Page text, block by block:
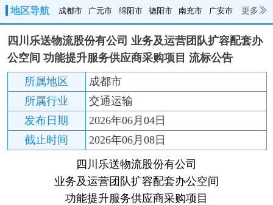
地区导航 成都市 广元市 绵阳市 德阳市 南充市 广安市 更多
成都市 广元市 绵阳市 德阳市 南充市 广安市
遂宁市
内江市
乐山市 自贡市 泸州市 宜宾市 攀枝花
达州市
资阳市 眉山市 雅安市 阿坝州 甘孜州 凉山州
四川乐送物流股份有公司 业务及运营团队扩容配套办
公空间 功能提升服务供应商采购项目 流标公告
所属地区
成都市
所属行业
交通运输
发布日期
2026年06月04日
截止时间
2026年06月08日
四川乐送物流股份有公司
业务及运营团队扩容配套办公空间
功能提升服务供应商采购项目